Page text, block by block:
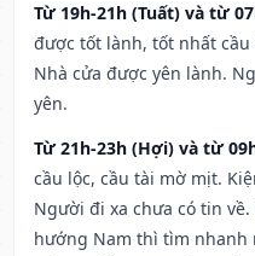
Từ 19h-21h (Tuất) và từ
được tốt lành, tốt nhất
Nhà cửa được yên lành.
yên.
Từ 21h-23h (Hợi) và từ
cầu lộc, cầu tài mờ mịt.
Người đi xa chưa có tin
hướng Nam thì tìm nhanh